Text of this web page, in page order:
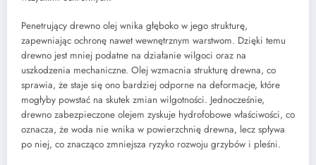
Penetrujący drewno olej wnika głęboko w jego strukturę,
zapewniając ochronę nawet wewnętrznym warstwom. Dzięki temu
drewno jest mniej podatne na działanie wilgoci oraz na
uszkodzenia mechaniczne. Olej wzmacnia strukturę drewna, co
sprawia, że staje się ono bardziej odporne na deformacje, które
mogłyby powstać na skutek zmian wilgotności. Jednocześnie,
drewno zabezpieczone olejem zyskuje hydrofobowe właściwości, co
oznacza, że woda nie wnika w powierzchnię drewna, lecz spływa
po niej, co znacząco zmniejsza ryzyko rozwoju grzybów i pleśni.